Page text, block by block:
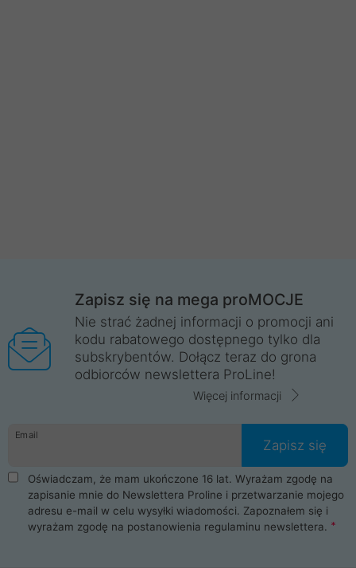
Zapisz się na mega proMOCJE
Nie strać żadnej informacji o promocji ani
kodu rabatowego dostępnego tylko dla
subskrybentów. Dołącz teraz do grona
odbiorców newslettera ProLine!
Więcej informacji
Email
Zapisz się
Oświadczam, że mam ukończone 16 lat. Wyrażam zgodę na
zapisanie mnie do Newslettera Proline i przetwarzanie mojego
adresu e-mail w celu wysyłki wiadomości. Zapoznałem się i
wyrażam zgodę na postanowienia regulaminu newslettera.